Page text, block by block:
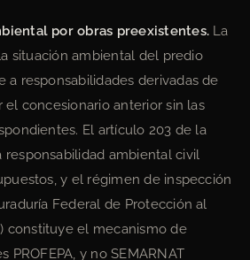
por obras preexistentes. La
situación ambiental del predio
a responsabilidades derivadas de
el concesionario anterior sin las
El artículo 203 de la
responsabilidad ambiental civil
y el régimen de inspección
Federal de Protección al
constituye el mecanismo de
PROFEPA, y no SEMARNAT